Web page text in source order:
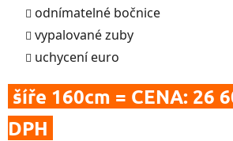
odnímatelné bočnice
vypalované zuby
uchycení euro
šíře 160cm = CENA: 26
DPH